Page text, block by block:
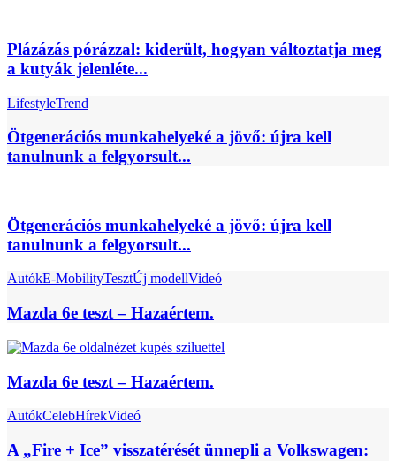
Plázázás pórázzal: kiderült, hogyan változtatja meg
a kutyák jelenléte...
LifestyleTrend
Ötgenerációs munkahelyeké a jövő: újra kell
tanulnunk a felgyorsult...
Ötgenerációs munkahelyeké a jövő: újra kell
tanulnunk a felgyorsult...
AutókE-MobilityTesztÚj modellVideó
Mazda 6e teszt – Hazaértem.
Mazda 6e teszt – Hazaértem.
AutókCelebHírekVideó
A „Fire + Ice” visszatérését ünnepli a Volkswagen: